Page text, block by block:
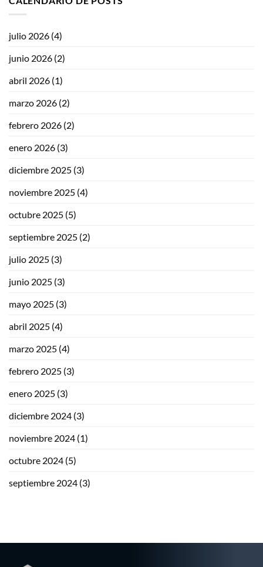
julio 2026 (4)
junio 2026 (2)
abril 2026 (1)
marzo 2026 (2)
febrero 2026 (2)
enero 2026 (3)
diciembre 2025 (3)
noviembre 2025 (4)
octubre 2025 (5)
septiembre 2025 (2)
julio 2025 (3)
junio 2025 (3)
mayo 2025 (3)
abril 2025 (4)
marzo 2025 (4)
febrero 2025 (3)
enero 2025 (3)
diciembre 2024 (3)
noviembre 2024 (1)
octubre 2024 (5)
septiembre 2024 (3)